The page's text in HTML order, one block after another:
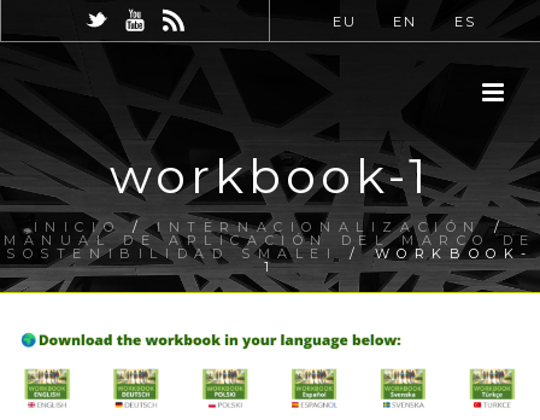
EU EN ES
workbook-1
INICIO /INTERNACIONALIZACIÓN /
MANUAL DE APLICACIÓN DEL MARCO DE
SOSTENIBILIDAD SMALEI / WORKBOOK-
1